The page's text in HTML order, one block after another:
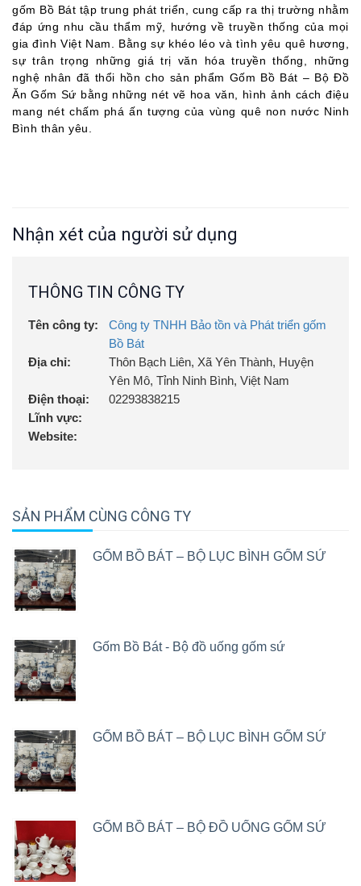
gốm Bồ Bát tập trung phát triển, cung cấp ra thị trường nhằm
đáp ứng nhu cầu thẩm mỹ, hướng về truyền thống của mọi
gia đình Việt Nam. Bằng sự khéo léo và tình yêu quê hương,
sự trân trọng những giá trị văn hóa truyền thống, những
nghệ nhân đã thổi hồn cho sản phẩm Gốm Bồ Bát – Bộ Đồ
Ăn Gốm Sứ bằng những nét vẽ hoa văn, hình ảnh cách điệu
mang nét chấm phá ấn tượng của vùng quê non nước Ninh
Bình thân yêu.
Nhận xét của người sử dụng
THÔNG TIN CÔNG TY
Tên công ty:
Công ty TNHH Bảo tồn và Phát triển gốm
Bồ Bát
Địa chỉ:
Thôn Bạch Liên, Xã Yên Thành, Huyện
Yên Mô, Tỉnh Ninh Bình, Việt Nam
Điện thoại:
02293838215
Lĩnh vực:
Website:
SẢN PHẨM CÙNG CÔNG TY
GỐM BỒ BÁT – BỘ LỤC BÌNH GỐM SỨ
Gốm Bồ Bát - Bộ đồ uống gốm sứ
GỐM BỒ BÁT – BỘ LỤC BÌNH GỐM SỨ
GỐM BỒ BÁT – BỘ ĐỒ UỐNG GỐM SỨ